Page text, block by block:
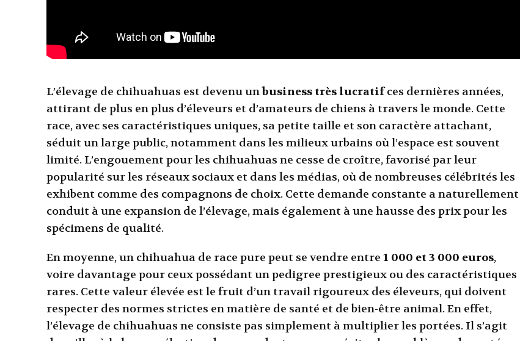
L’élevage de chihuahuas est devenu unbusiness très lucratifces dernières années,
attirant de plus en plus d’éleveurs et d’amateurs de chiens à travers le monde. Cette
race, avec ses caractéristiques uniques, sa petite taille et son caractère attachant,
séduit un large public, notamment dans les milieux urbains où l’espace est souvent
limité. L’engouement pour les chihuahuas ne cesse de croître, favorisé par leur
popularité sur les réseaux sociaux et dans les médias, où de nombreuses célébrités les
exhibent comme des compagnons de choix. Cette demande constante a naturellement
conduit à une expansion de l’élevage, mais également à une hausse des prix pour les
spécimens de qualité.
En moyenne, un chihuahua de race pure peut se vendre entre 1 000 et 3 000 euros,
voire davantage pour ceux possédant un pedigree prestigieux ou des caractéristiques
rares. Cette valeur élevée est le fruit d’un travail rigoureux des éleveurs, qui doivent
respecter des normes strictes en matière de santé et de bien-être animal. En effet,
l’élevage de chihuahuas ne consiste pas simplement à multiplier les portées. Il s’agit